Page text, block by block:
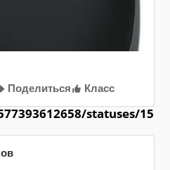
Поделиться Класс
statuses/15